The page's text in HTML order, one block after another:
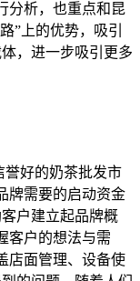
分析，也重点和昆
”上的优势，吸引
，进一步吸引更多
誉好的奶茶批发市
牌需要的启动资金
户建立起品牌概
客户的想法与需
店面管理、设备使